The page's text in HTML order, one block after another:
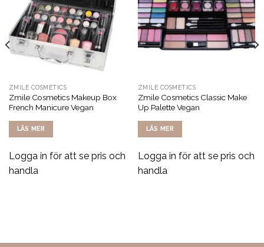
ZMILE COSMETICS
Zmile Cosmetics Makeup Box
French Manicure Vegan
LÄS MER
Logga in för att se pris och
handla
ZMILE COSMETICS
Zmile Cosmetics Classic Make
Up Palette Vegan
LÄS MER
Logga in för att se pris och
handla